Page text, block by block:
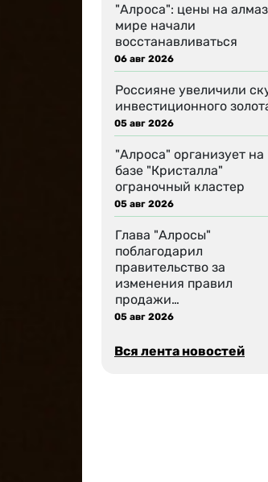
"Алроса": цены на
мире начали
восстанавливаться
06 авг 2026
Россияне увеличили
инвестиционного
05 авг 2026
"Алроса" организует на
базе "Кристалла"
ограночный кластер
05 авг 2026
Глава "Алросы"
поблагодарил
правительство за
изменения правил
продажи…
05 авг 2026
Вся лента новостей